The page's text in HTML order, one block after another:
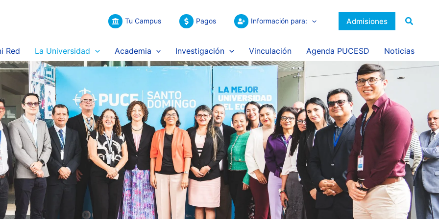
Tu Campus Pagos Información para: Admisiones Buscar
Red La Universidad Academia Investigación Vinculación Agenda PUCESD Noticias